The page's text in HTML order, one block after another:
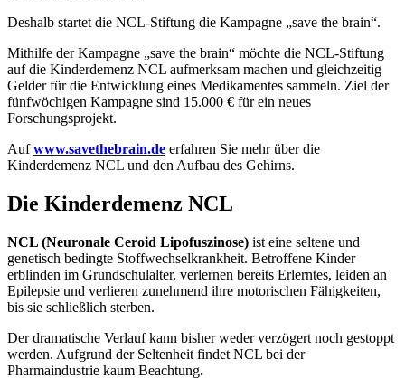
Deshalb startet die NCL-Stiftung die Kampagne „save the brain“.
Mithilfe der Kampagne „save the brain“ möchte die NCL-Stiftung
auf die Kinderdemenz NCL aufmerksam machen und gleichzeitig
Gelder für die Entwicklung eines Medikamentes sammeln. Ziel der
fünfwöchigen Kampagne sind 15.000 € für ein neues
Forschungsprojekt.
Aufwww.savethebrain.de erfahren Sie mehr über die
Kinderdemenz NCL und den Aufbau des Gehirns.
Die Kinderdemenz NCL
NCL (Neuronale Ceroid Lipofuszinose) ist eine seltene und
genetisch bedingte Stoffwechselkrankheit. Betroffene Kinder
erblinden im Grundschulalter, verlernen bereits Erlerntes, leiden an
Epilepsie und verlieren zunehmend ihre motorischen Fähigkeiten,
bis sie schließlich sterben.
Der dramatische Verlauf kann bisher weder verzögert noch gestoppt
werden. Aufgrund der Seltenheit findet NCL bei der
Pharmaindustrie kaum Beachtung.